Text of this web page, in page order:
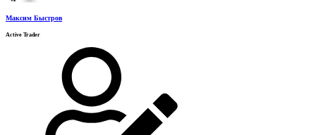
Максим Быстров
Active Trader